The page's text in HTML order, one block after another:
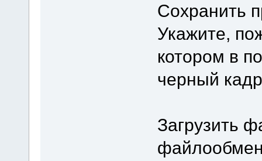
Сохранить
Укажите,
котором в
черный
Загрузить